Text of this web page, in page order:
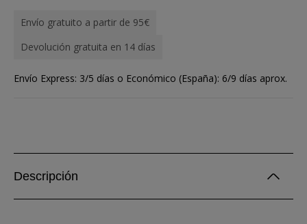
Envío gratuito a partir de 95€
Devolución gratuita en 14 días
Envío Express: 3/5 días o Económico (España): 6/9 días aprox.
Descripción